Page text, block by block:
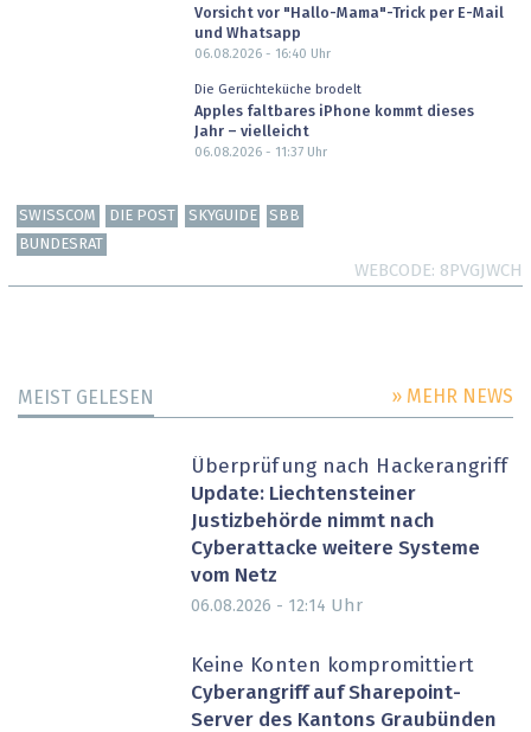
Vorsicht vor "Hallo-Mama"-Trick per E-Mail
und Whatsapp
06.08.2026 - 16:40 Uhr
Die Gerüchteküche brodelt
Apples faltbares iPhone kommt dieses
Jahr – vielleicht
06.08.2026 - 11:37Uhr
SWISSCOM DIE POST SKYGUIDE
SBB
BUNDESRAT
WEBCODE 8PVGJWCH
MEIST GELESEN » MEHR NEWS
Überprüfung nach Hackerangriff
Update: Liechtensteiner
Justizbehörde nimmt nach
Cyberattacke weitere Systeme
vom Netz
06.08.2026 - 12:14 Uhr
Keine Konten kompromittiert
Cyberangriff auf Sharepoint-
Server des Kantons Graubünden